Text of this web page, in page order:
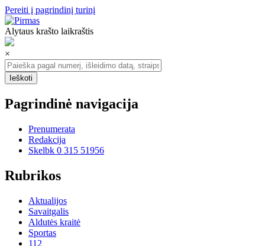
Pereiti į pagrindinį turinį
Alytaus krašto laikraštis
×
Pagrindinė navigacija
Prenumerata
Redakcija
Skelbk 0 315 51956
Rubrikos
Aktualijos
Savaitgalis
Aldutės kraitė
Sportas
112